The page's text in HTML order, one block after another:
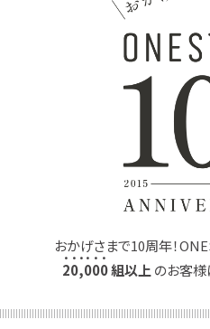
おかげさまで10周年！
20,000組以上 のお客様